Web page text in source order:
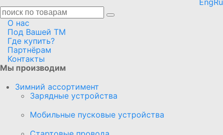
О нас
Под Вашей ТМ
Где купить?
Партнёрам
Контакты
Мы производим
Зимний ассортимент
Зарядные устройства
Мобильные пусковые устройства